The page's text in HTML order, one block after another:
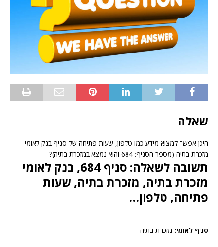
שאלה
היכן אפשר למצוא מידע כמו טלפון, שעות פתיחה של סניף בנק לאומי
מזכרת בתיה (מספר הסניף: 684 והוא נמצא במזכרת בתיה)?
תשובה לשאלה: סניף 684, בנק לאומי
מזכרת בתיה, מזכרת בתיה, שעות
פתיחה, טלפון…
סניף לאומי: מזכרת בתיה